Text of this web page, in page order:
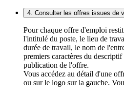
4. Consulter les offres issues de
Pour chaque offre d'emploi
l'intitulé du poste, le lieu de
durée de travail, le nom de
premiers caractères du
publication de l'offre.
Vous accédez au détail d'une
ou sur le logo sur la gauche.